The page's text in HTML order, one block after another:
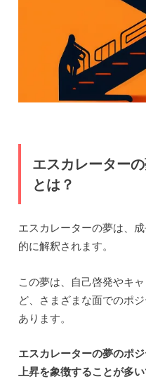
エスカレーター
とは？
エスカレーターの夢は、
的に解釈されます。
この夢は、自己啓発やキ
ど、さまざまな面でのポ
あります。
エスカレーターの夢のポ
上昇を象徴することが多い